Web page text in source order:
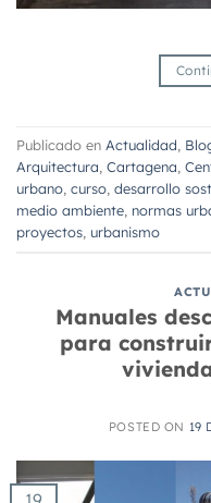
Publicado en Actualidad
Arquitectura Cartagena
urbano curso desarrollo
medio ambiente normas
proyectos urbanismo
Manuales
para
POSTED ON 19